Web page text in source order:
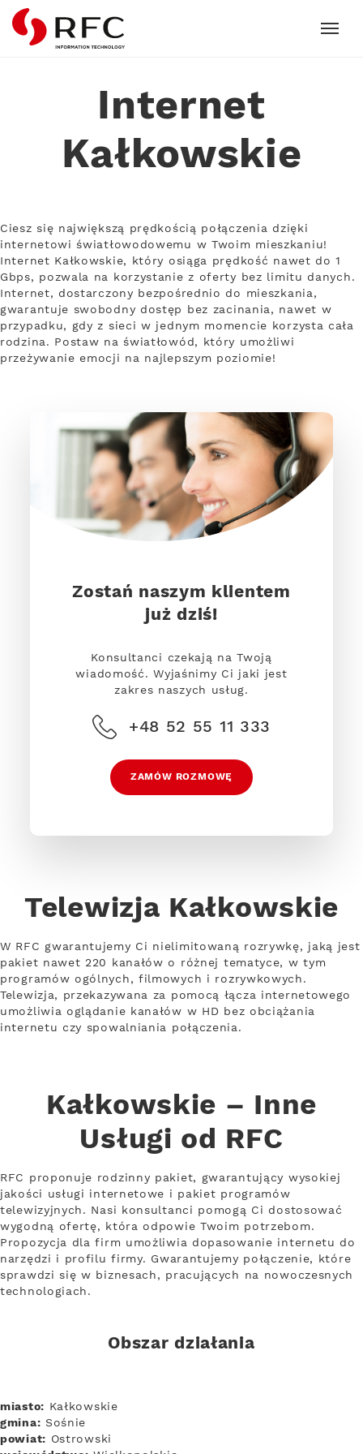
RFC
Internet
Kałkowskie
Ciesz się największą prędkością połączenia dzięki
internetowi światłowodowemu w Twoim mieszkaniu!
Internet Kałkowskie, który osiąga prędkość nawet do 1
Gbps, pozwala na korzystanie z oferty bez limitu danych.
Internet, dostarczony bezpośrednio do mieszkania,
gwarantuje swobodny dostęp bez zacinania, nawet w
przypadku, gdy z sieci w jednym momencie korzysta cała
rodzina. Postaw na światłowód, który umożliwi
przeżywanie emocji na najlepszym poziomie!
Zostań naszym klientem
już dziś!
Konsultanci czekają na Twoją
wiadomość. Wyjaśnimy Ci jaki jest
zakres naszych usług.
+48 52 55 11 333
ZAMÓW ROZMOWĘ
Telewizja Kałkowskie
W RFC gwarantujemy Ci nielimitowaną rozrywkę, jaką jest
pakiet nawet 220 kanałów o różnej tematyce, w tym
programów ogólnych, filmowych i rozrywkowych.
Telewizja, przekazywana za pomocą łącza internetowego
umożliwia oglądanie kanałów w HD bez obciążania
internetu czy spowalniania połączenia.
Kałkowskie – Inne
Usługi od RFC
RFC proponuje rodzinny pakiet, gwarantujący wysokiej
jakości usługi internetowe i pakiet programów
telewizyjnych. Nasi konsultanci pomogą Ci dostosować
wygodną ofertę, która odpowie Twoim potrzebom.
Propozycja dla firm umożliwia dopasowanie internetu do
narzędzi i profilu firmy. Gwarantujemy połączenie, które
sprawdzi się w biznesach, pracujących na nowoczesnych
technologiach.
Obszar działania
miasto: Kałkowskie
gmina: Sośnie
powiat: Ostrowski